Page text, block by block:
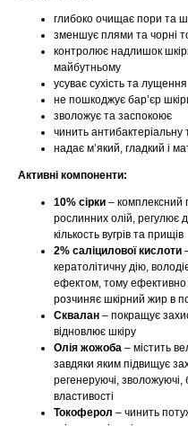
глибоко очищає пори та
зменшує плями та чорні
контролює надлишок
майбутньому
усуває сухість та лущення
не пошкоджує бар’єр
зволожує та заспокоює
чинить
надає м’який, гладкий і
Активні компоненти:
10% сірки – комплексний
рослинних олій, регулює
кількость вугрів та прищів
2% саліцилової кислоти
кератолітичну дію,
ефектом, тому ефективно
розчиняє шкірний жир в
Сквалан – покращує
відновлює шкіру
Олія жожоба – містить
завдяки яким підвищує
регенеруючі, зволожуючі,
властивості
Токоферол – чинить